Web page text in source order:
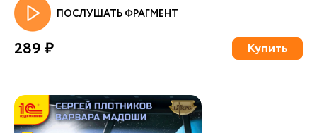
ПОСЛУШАТЬ ФРАГМЕНТ
289 ₽ Купить